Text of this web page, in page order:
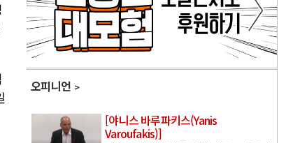
오피니언
[야니스 바루파키스(Yanis
Varoufakis)]